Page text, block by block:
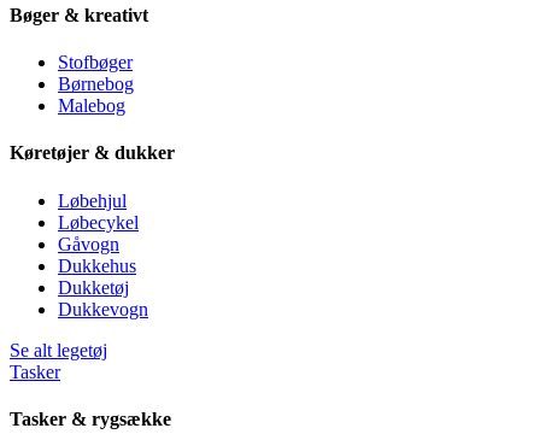
Bøger & kreativt
Stofbøger
Børnebog
Malebog
Køretøjer & dukker
Løbehjul
Løbecykel
Gåvogn
Dukkehus
Dukketøj
Dukkevogn
Se alt legetøj
Tasker
Tasker & rygsække